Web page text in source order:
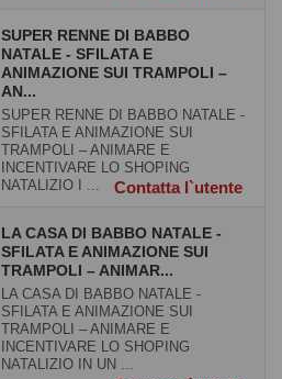
SUPER RENNE DI BABBO
NATALE - SFILATA E
ANIMAZIONE SUI TRAMPOLI –
AN...
SUPER RENNE DI BABBO NATALE -
SFILATA E ANIMAZIONE SUI
TRAMPOLI – ANIMARE E
INCENTIVARE LO SHOPING
NATALIZIO I ...
Contatta l`utente
LA CASA DI BABBO NATALE -
SFILATA E ANIMAZIONE SUI
TRAMPOLI – ANIMAR...
LA CASA DI BABBO NATALE -
SFILATA E ANIMAZIONE SUI
TRAMPOLI – ANIMARE E
INCENTIVARE LO SHOPING
NATALIZIO IN UN ...